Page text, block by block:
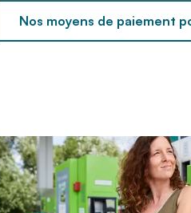
Nos moyens de paiement